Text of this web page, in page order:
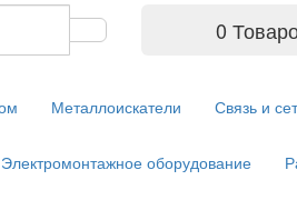
0
Металлоискатели Связь и
Электромонтажное оборудование